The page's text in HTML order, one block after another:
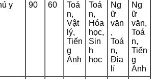
y 90 60
Toá
n,
Vật
lý,
Tiến
g
Anh
Toá
n,
Hóa
học,
Sin
h
học
Ng
ữ
văn
,
Toá
n,
Địa
lí
Ng
ữ
văn,
Toá
n,
Tiến
g
Anh